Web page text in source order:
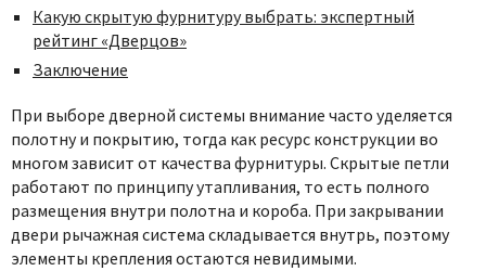
Какую скрытую фурнитуру выбрать: экспертный
рейтинг «Дверцов»
Заключение
При выборе дверной системы внимание часто уделяется
полотну и покрытию, тогда как ресурс конструкции во
многом зависит от качества фурнитуры. Скрытые петли
работают по принципу утапливания, то есть полного
размещения внутри полотна и короба. При закрывании
двери рычажная система складывается внутрь, поэтому
элементы крепления остаются невидимыми.